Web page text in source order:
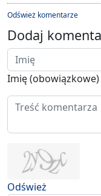
Odśwież komentarze
Dodaj
Imię (obowiązkowe)
Odśwież